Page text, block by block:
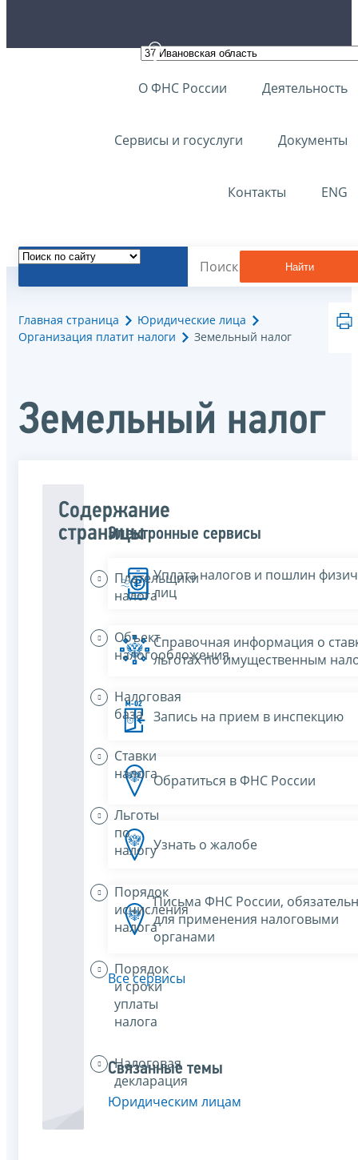
О ФНС России Деятельность
Сервисы и госуслуги Документы
Контакты ENG
Найти
Главная страница
Юридические лица
Организация платит налоги
Земельный налог
Земельный налог
Содержание
страницы
Плательщики
налога
Объект
налогообложения
Налоговая
база
Ставки
налога
Льготы
по
налогу
Порядок
исчисления
налога
Порядок
и сроки
уплаты
налога
Налоговая
декларация
Электронные сервисы
Уплата налогов и пошлин
лиц
Справочная информация о
льготах по имущественным
Запись на прием в инспекцию
Обратиться в ФНС России
Узнать о жалобе
Письма ФНС России,
для применения налоговыми
органами
Все сервисы
Связанные темы
Юридическим лицам